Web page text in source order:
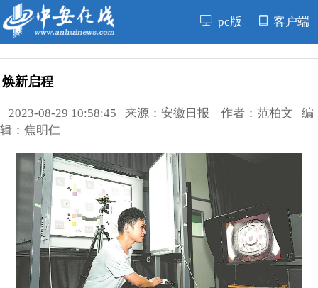
pc版 客户端
焕新启程
2023-08-29 10:58:45 来源：安徽日报 作者：范柏文 编
辑：焦明仁